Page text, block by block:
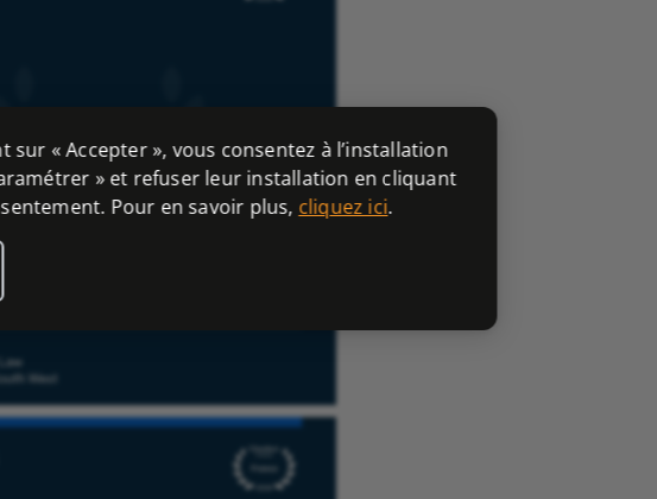
sur « Accepter », vous consentez à l’installation
» et refuser leur installation en cliquant
Pour en savoir plus, cliquez ici.